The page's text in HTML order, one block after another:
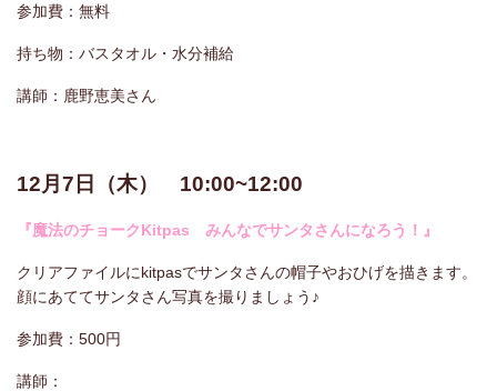
参加費：無料
持ち物：バスタオル・水分補給
講師：鹿野恵美さん
12月7日（木） 10:00~12:00
『魔法のチョークKitpas みんなでサンタさんになろう！』
クリアファイルにkitpasでサンタさんの帽子やおひげを描きます。
顔にあててサンタさん写真を撮りましょう♪
参加費：500円
講師：